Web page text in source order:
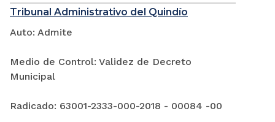
Tribunal Administrativo del Quindío
Auto: Admite
Medio de Control: Validez de Decreto
Municipal
Radicado: 63001-2333-000-2018 - 00084 -00